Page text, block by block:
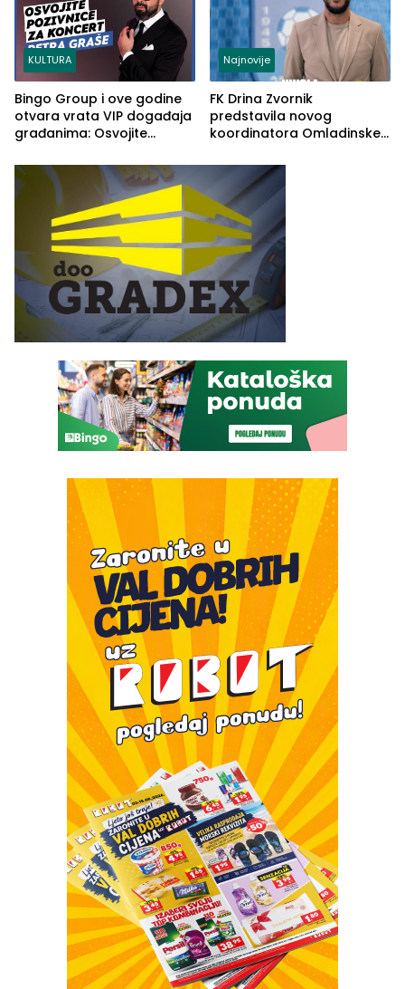
KULTURA
Bingo Group i ove godine
otvara vrata VIP događaja
građanima: Osvojite
Graše
Najnovije
FK Drina Zvornik
predstavila novog
koordinatora Omladinske